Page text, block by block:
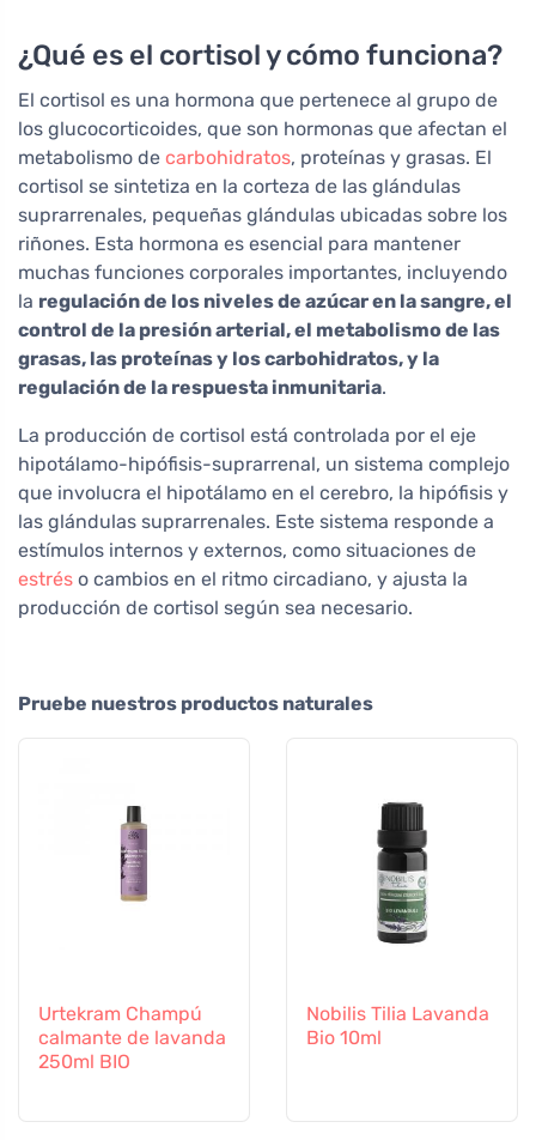
¿Qué es el cortisol y cómo funciona?
El cortisol es una hormona que pertenece al grupo de
los glucocorticoides, que son hormonas que afectan el
metabolismo de carbohidratos, proteínas y grasas. El
cortisol se sintetiza en la corteza de las glándulas
suprarrenales, pequeñas glándulas ubicadas sobre los
riñones. Esta hormona es esencial para mantener
muchas funciones corporales importantes, incluyendo
la regulación de los niveles de azúcar en la sangre, el
control de la presión arterial, el metabolismo de las
grasas, las proteínas y los carbohidratos, y la
regulación de la respuesta inmunitaria.
La producción de cortisol está controlada por el eje
hipotálamo-hipófisis-suprarrenal, un sistema complejo
que involucra el hipotálamo en el cerebro, la hipófisis y
las glándulas suprarrenales. Este sistema responde a
estímulos internos y externos, como situaciones de
estrés o cambios en el ritmo circadiano, y ajusta la
producción de cortisol según sea necesario.
Pruebe nuestros productos naturales
Urtekram Champú
calmante de lavanda
250ml BIO
Nobilis Tilia Lavanda
Bio 10ml